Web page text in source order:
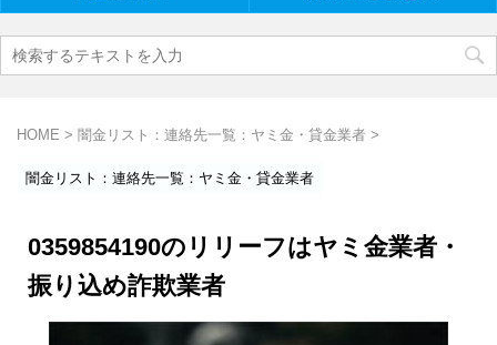
HOME > 闇金リスト：連絡先一覧：ヤミ金・貸金業者 >
闇金リスト：連絡先一覧：ヤミ金・貸金業者
0359854190のリリーフはヤミ金業者・
振り込め詐欺業者